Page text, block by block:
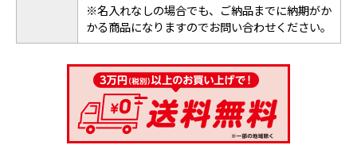
※名入れなしの場合でも、ご納品までに納期がか
かる商品になりますのでお問い合わせください。